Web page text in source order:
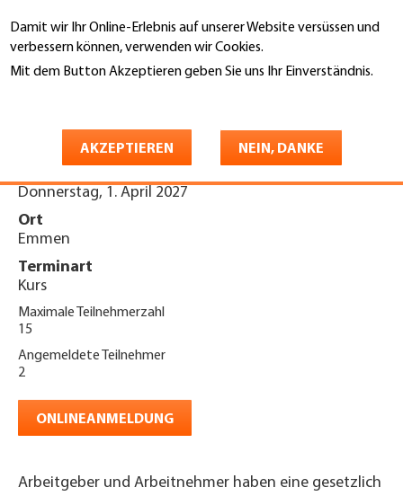
Damit wir Ihr Online-Erlebnis auf unserer Website versüssen und
verbessern können, verwenden wir Cookies.
Mit dem Button Akzeptieren geben Sie uns Ihr Einverständnis.
AKZEPTIEREN NEIN, DANKE
zum
Inhalt
Sicherheitstag KOPAS 2027
Donnerstag, 1. April 2027
Ort
Emmen
Terminart
Kurs
Maximale Teilnehmerzahl
15
Angemeldete Teilnehmer
2
ONLINEANMELDUNG
Arbeitgeber und Arbeitnehmer haben eine gesetzlich